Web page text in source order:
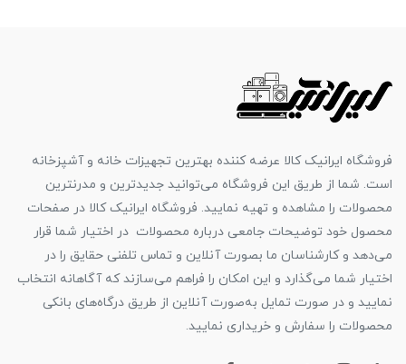
فروشگاه ایرانیک کالا عرضه کننده بهترین تجهیزات خانه و آشپزخانه
است. شما از طریق این فروشگاه می‌توانید جدیدترین و مدرنترین
محصولات را مشاهده و تهیه نمایید. فروشگاه ایرانیک کالا در صفحات
محصول خود توضیحات جامعی درباره محصولات در اختیار شما قرار
می‌دهد و کارشناسان ما بصورت آنلاین و تماس تلفنی حقایق را در
اختیار شما می‌گذارد و این امکان را فراهم می‌سازند که آگاهانه انتخاب
نمایید و در صورت تمایل به‌صورت آنلاین از طریق درگاه‌های بانکی
محصولات را سفارش و خریداری نمایید.